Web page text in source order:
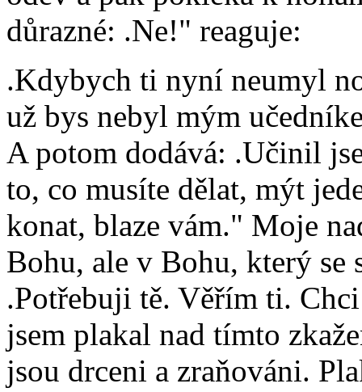
důrazné: .Ne!" reaguje:
.Kdybych ti nyní neumyl
už bys nebyl mým
A potom dodává: .Učinil
to, co musíte dělat, mýt
konat, blaze vám." Moje
Bohu, ale v Bohu, který se
.Potřebuji tě. Věřím ti.
jsem plakal nad tímto
jsou drceni a zraňováni.